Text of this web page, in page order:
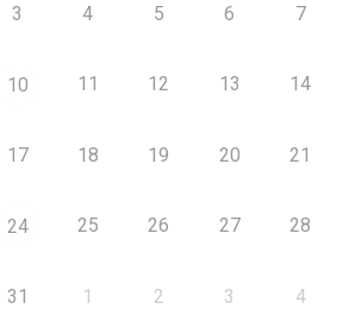
3 4 5 6 7
10 11 12 13 14
17 18 19 20 21
24 25 26 27 28
31 1 2 3 4